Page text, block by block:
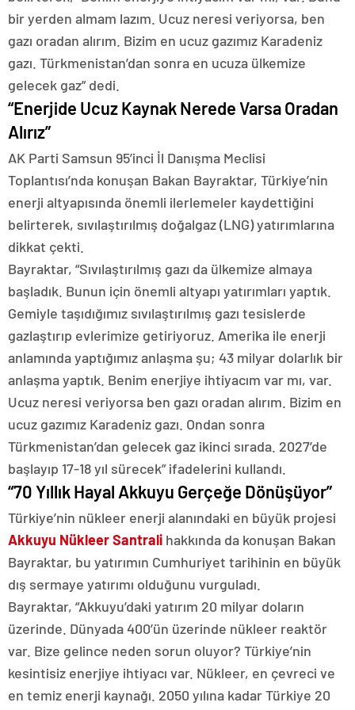
bir yerden almam lazım. Ucuz neresi veriyorsa, ben
gazı oradan alırım. Bizim en ucuz gazımız Karadeniz
gazı. Türkmenistan’dan sonra en ucuza ülkemize
gelecek gaz” dedi.
“Enerjide Ucuz Kaynak Nerede Varsa Oradan
Alırız”
AK Parti Samsun 95’inci İl Danışma Meclisi
Toplantısı’nda konuşan Bakan Bayraktar, Türkiye’nin
enerji altyapısında önemli ilerlemeler kaydettiğini
belirterek, sıvılaştırılmış doğalgaz (LNG) yatırımlarına
dikkat çekti.
Bayraktar, “Sıvılaştırılmış gazı da ülkemize almaya
başladık. Bunun için önemli altyapı yatırımları yaptık.
Gemiyle taşıdığımız sıvılaştırılmış gazı tesislerde
gazlaştırıp evlerimize getiriyoruz. Amerika ile enerji
anlamında yaptığımız anlaşma şu; 43 milyar dolarlık bir
anlaşma yaptık. Benim enerjiye ihtiyacım var mı, var.
Ucuz neresi veriyorsa ben gazı oradan alırım. Bizim en
ucuz gazımız Karadeniz gazı. Ondan sonra
Türkmenistan’dan gelecek gaz ikinci sırada. 2027’de
başlayıp 17-18 yıl sürecek” ifadelerini kullandı.
“70 Yıllık Hayal Akkuyu Gerçeğe Dönüşüyor”
Türkiye’nin nükleer enerji alanındaki en büyük projesi
Akkuyu Nükleer Santrali hakkında da konuşan Bakan
Bayraktar, bu yatırımın Cumhuriyet tarihinin en büyük
dış sermaye yatırımı olduğunu vurguladı.
Bayraktar, “Akkuyu’daki yatırım 20 milyar doların
üzerinde. Dünyada 400’ün üzerinde nükleer reaktör
var. Bize gelince neden sorun oluyor? Türkiye’nin
kesintisiz enerjiye ihtiyacı var. Nükleer, en çevreci ve
en temiz enerji kaynağı. 2050 yılına kadar Türkiye 20